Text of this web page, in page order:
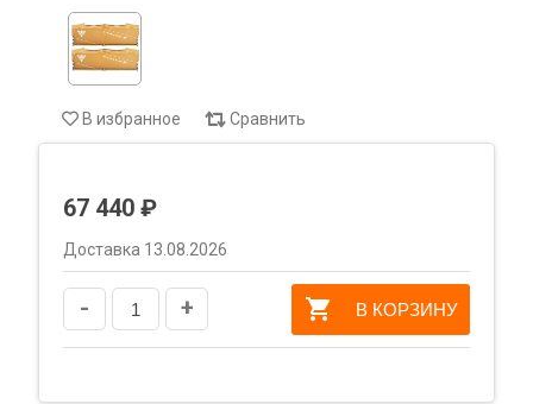
В избранное Сравнить
67 440 ₽
Доставка 13.08.2026
- + В КОРЗИНУ